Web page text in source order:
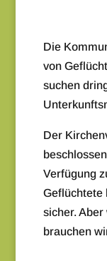
Die
von
suchen
Der
Verfügung
Geflüchtete
sicher.
brauchen